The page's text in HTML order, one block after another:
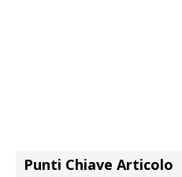
Punti Chiave Articolo